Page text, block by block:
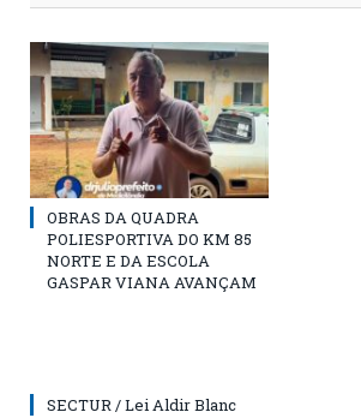
OBRAS DA QUADRA
POLIESPORTIVA DO KM 85
NORTE E DA ESCOLA
GASPAR VIANA AVANÇAM
SECTUR / Lei Aldir Blanc